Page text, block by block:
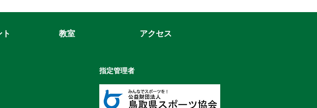
ト 教室 アクセス
指定管理者